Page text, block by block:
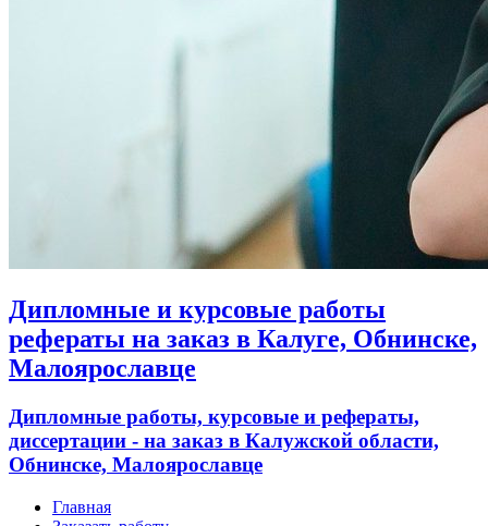
Дипломные и курсовые работы
рефераты на заказ в Калуге, Обнинске,
Малоярославце
Дипломные работы, курсовые и рефераты,
диссертации - на заказ в Калужской области,
Обнинске, Малоярославце
Главная